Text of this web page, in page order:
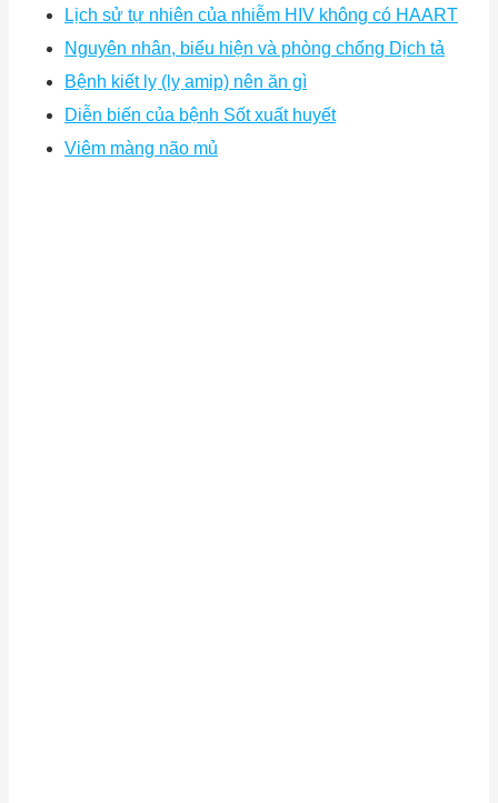
Lịch sử tự nhiên của nhiễm HIV không có HAART
Nguyên nhân, biểu hiện và phòng chống Dịch tả
Bệnh kiết lỵ (lỵ amip) nên ăn gì
Diễn biến của bệnh Sốt xuất huyết
Viêm màng não mủ